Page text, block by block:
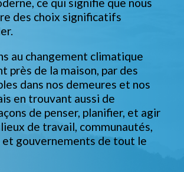
des choix significatifs
au changement climatique
près de la maison, par des
dans nos demeures et nos
en trouvant aussi de
de penser, planifier, et agir
de travail, communautés,
gouvernements de tout le